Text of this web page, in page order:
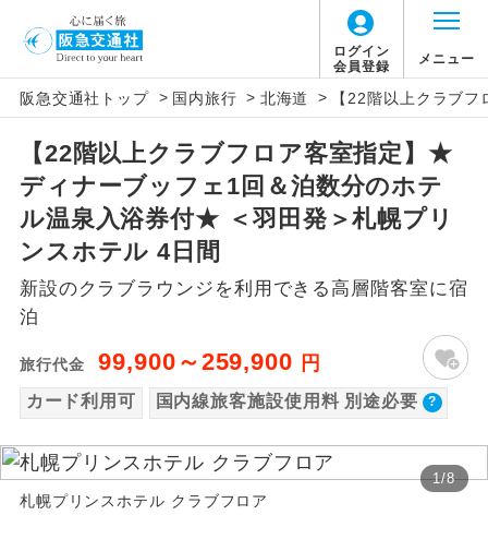
ログイン
会員登録
メニュー
阪急交通社トップ > 国内旅行 > 北海道 > 【22階以上クラブ
【22階以上クラブフロア客室指定】★
ディナーブッフェ1回＆泊数分のホテ
ル温泉入浴券付★ ＜羽田発＞札幌プリ
ンスホテル 4日間
新設のクラブラウンジを利用できる高層階客室に宿
泊
旅行代金 99,900～259,900 円
カード利用可 国内線旅客施設使用料 別途必要
1/8
札幌プリンスホテル クラブフロア
【国内旅客施設使用料について】
旅行代金に国内旅客施設使用料は含まれてお
りません。別途お支払いが必要となります。
羽田往復：大人900円、子供440円
新千歳往復：大人740円、子供360円
アイコン 説明
添乗員同行
往路出発空港（駅）から復路到着空港
（駅）まで同行します。
現地添乗員同
行
現地到着空港（駅）から最終日出発空港
（駅）まで添乗員が同行します。
バスガイド乗
新コース 初登場のコースです。
世界遺産
ユネスコに登録されている文化遺産や自
然遺産を訪ねるコースです。